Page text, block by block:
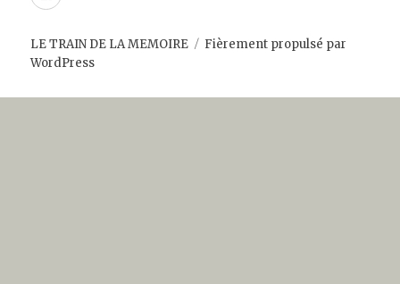
LE TRAIN DE LA MEMOIRE
Fièrement propulsé par
WordPress